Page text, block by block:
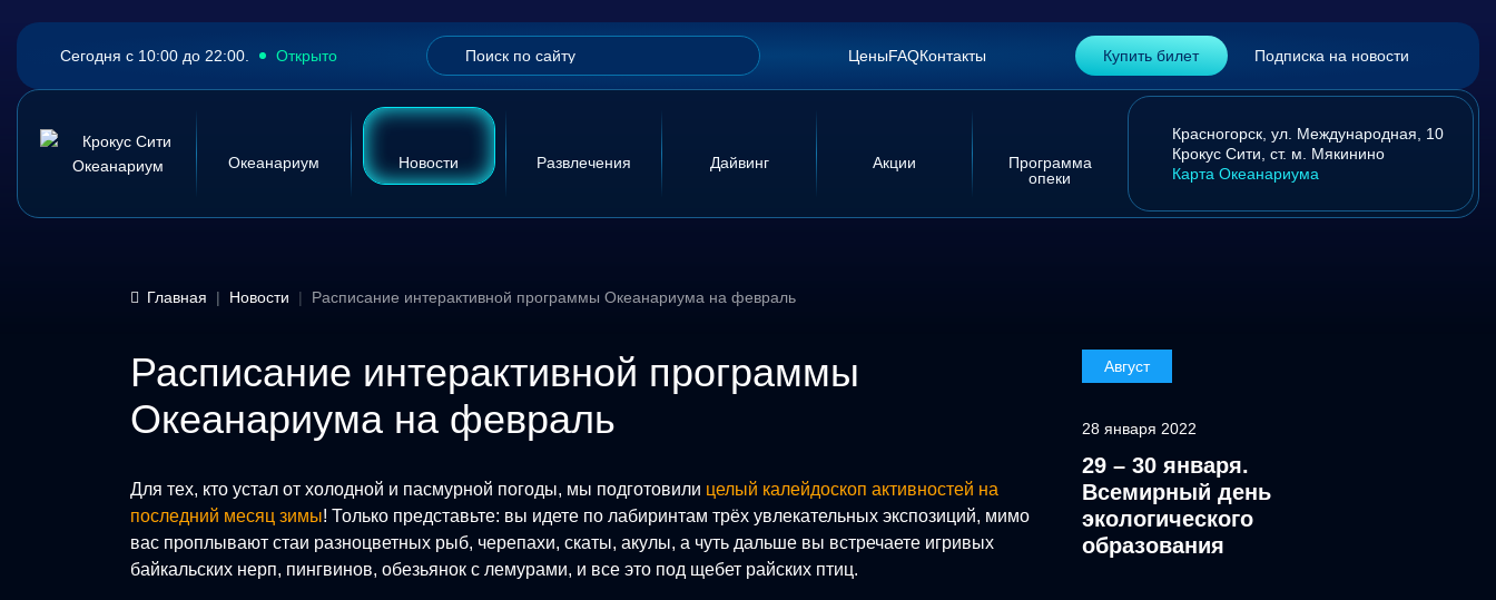
Сегодня с 10:00 до 22:00. Открыто ЦеныFAQКонтакты Купить билет Подписка на новости
Океанариум Новости Развлечения Дайвинг Акции
Программа
опеки
Красногорск, ул. Международная, 10
Крокус Сити, ст. м. Мякинино
Карта Океанариума
Главная Новости Расписание интерактивной программы Океанариума на февраль
Расписание интерактивной программы
Океанариума на февраль
Для тех, кто устал от холодной и пасмурной погоды, мы подготовили целый калейдоскоп активностей на
последний месяц зимы! Только представьте: вы идете по лабиринтам трёх увлекательных экспозиций, мимо
вас проплывают стаи разноцветных рыб, черепахи, скаты, акулы, а чуть дальше вы встречаете игривых
байкальских нерп, пингвинов, обезьянок с лемурами, и все это под щебет райских птиц.
Август
28 января 2022
29 – 30 января.
Всемирный день
экологического
образования